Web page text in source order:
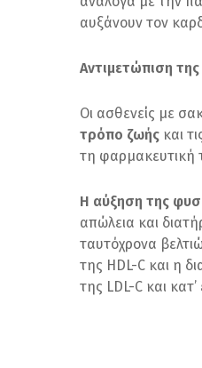
αυξάνουν τον
Αντιμετώπιση της
Οι ασθενείς με
τρόπο ζωής και
τη φαρμακευτική
Η αύξηση της
απώλεια και
ταυτόχρονα
της HDL-C και η
της LDL-C και